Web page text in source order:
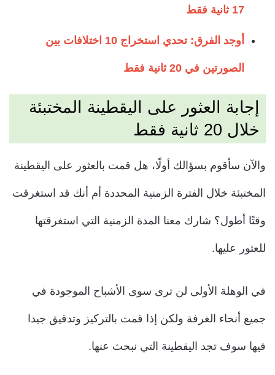
17 ثانية فقط
أوجد الفرق: تحدي استخراج 10 اختلافات بين
الصورتين في 20 ثانية فقط
إجابة العثور على اليقطينة المختبئة
خلال 20 ثانية فقط
والآن سأقوم بسؤالك أولًا، هل قمت بالعثور على اليقطينة
المختبئة خلال الفترة الزمنية المحددة أم أنك قد استغرقت
وقتًا أطول؟ شارك معنا المدة الزمنية التي استغرقتها
للعثور عليها.
في الوهلة الأولى لن ترى سوى الأشباح الموجودة في
جميع أنحاء الغرفة ولكن إذا قمت بالتركيز وتدقيق جيدا
فيها سوف تجد اليقطينة التي نبحث عنها.